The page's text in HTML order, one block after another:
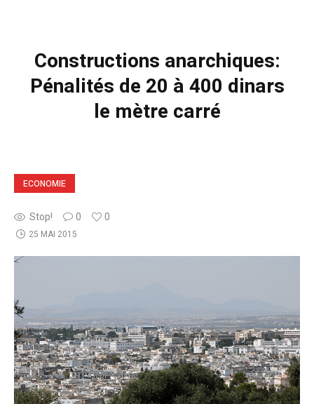
Constructions anarchiques:
Pénalités de 20 à 400 dinars
le mètre carré
ECONOMIE
Stop! 0 0
25 MAI 2015